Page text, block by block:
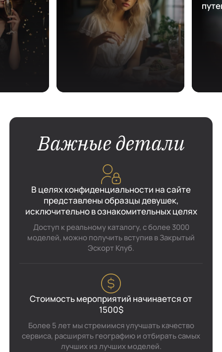
Важные детали
В целях конфиденциальности на сайте
представлены образцы девушек,
исключительно в ознакомительных целях
Доступ к реальному каталогу, с более 3000
моделей, можно получить вступив в Закрытый
Эскорт Клуб.
Стоимость мероприятий начинается от
1500$
Более 5 лет мы стремимся улучшать качество
сервиса, расширять географию и отбирать самых
лучших из лучших моделей.